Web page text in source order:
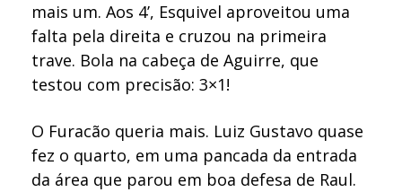
mais um. Aos 4’, Esquivel aproveitou uma
falta pela direita e cruzou na primeira
trave. Bola na cabeça de Aguirre, que
testou com precisão: 3×1!
O Furacão queria mais. Luiz Gustavo quase
fez o quarto, em uma pancada da entrada
da área que parou em boa defesa de Raul.